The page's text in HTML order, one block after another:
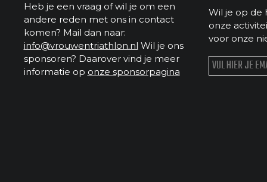
Heb je een vraag of wil je om een
andere reden met ons in contact
komen? Mail dan naar:
info@vrouwentriathlon.nl Wil je ons
sponsoren? Daarover vind je meer
informatie op onze sponsorpagina
Wil je op de
onze
voor onze